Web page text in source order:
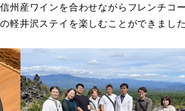
州産ワインを合わせながらフレンチ
軽井沢ステイを楽しむことができました